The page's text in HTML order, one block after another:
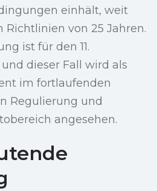
einhält, weit
Richtlinien von 25 Jahren.
ist für den 11.
dieser Fall wird als
im fortlaufenden
Regulierung und
angesehen.